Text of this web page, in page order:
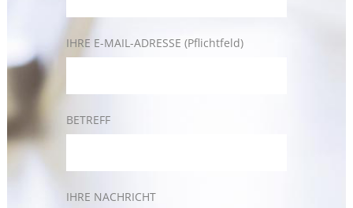
IHRE E-MAIL-ADRESSE (Pflichtfeld)
BETREFF
IHRE NACHRICHT